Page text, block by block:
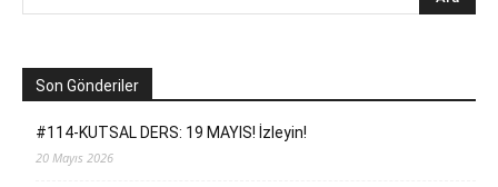
Son Gönderiler
#114-KUTSAL DERS: 19 MAYIS! İzleyin!
20 Mayıs 2026